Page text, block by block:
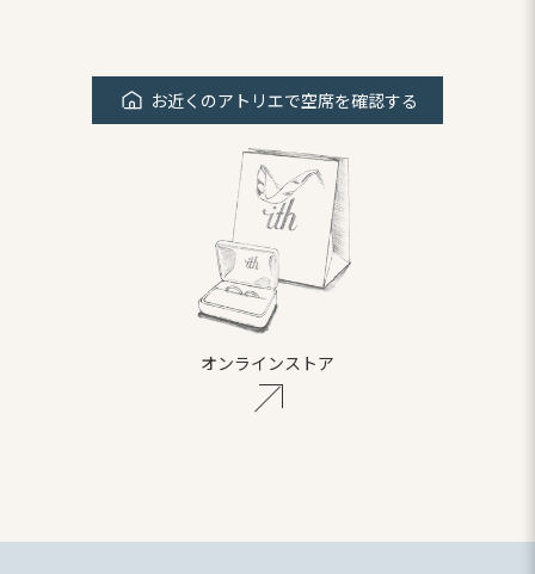
お近くのアトリエで空席を確認する
オンラインストア